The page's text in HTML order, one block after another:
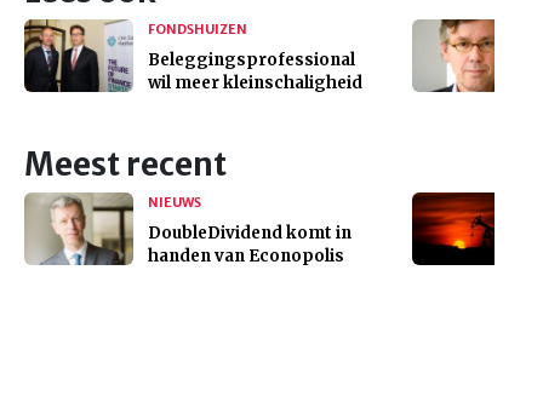
FONDSHUIZEN
Beleggingsprofessional
wil meer kleinschaligheid
Meest recent
NIEUWS
DoubleDividend komt in
handen van Econopolis